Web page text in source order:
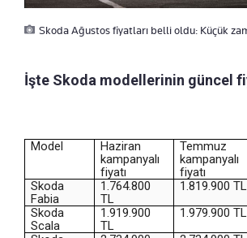
Skoda Ağustos fiyatları belli oldu: Küçük
İşte Skoda modellerinin güncel
Model
Haziran
kampanyalı
fiyatı
Temmuz
kampanyalı
fiyatı
Skoda
Fabia
1.764.800
TL
1.819.900 TL
Skoda
Scala
1.919.900
TL
1.979.900 TL